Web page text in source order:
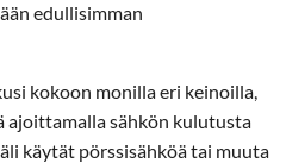
edullisimman
kokoon monilla eri keinoilla,
ajoittamalla sähkön kulutusta
käytät pörssisähköä tai muuta